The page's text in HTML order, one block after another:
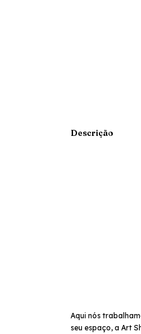
Descrição
Aqui nós
seu espaço, a Art